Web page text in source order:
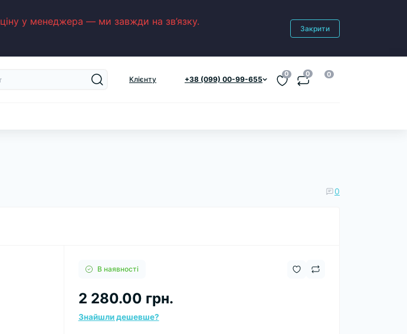
у менеджера — ми завжди на зв’язку.
Закрити
Клієнту +38 (099) 00-99-655
0 0 0
0
В наявності
2 280.00 грн.
Знайшли дешевше?